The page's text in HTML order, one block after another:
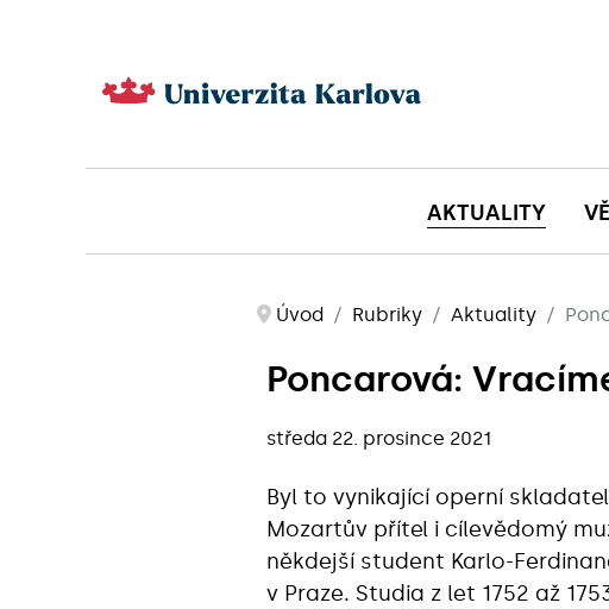
AKTUALITY
Úvod Rubriky Aktuality
Poncarová:
středa 22. prosince 2021
Byl to vynikající operní
Mozartův přítel i cílevědomý
někdejší student Karlo-
v Praze. Studia z let 1752 až